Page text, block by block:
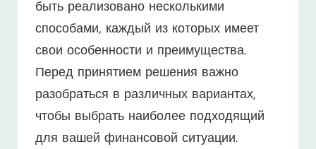
быть реализовано несколькими
способами, каждый из которых имеет
свои особенности и преимущества.
Перед принятием решения важно
разобраться в различных вариантах,
чтобы выбрать наиболее подходящий
для вашей финансовой ситуации.